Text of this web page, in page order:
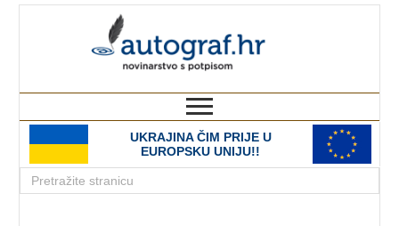
UKRAJINA ČIM PRIJE U
EUROPSKU UNIJU!!